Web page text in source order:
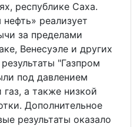
республике Саха.
реализует
за пределами
Венесуэле и других
"Газпром
под давлением
газ, а также низкой
Дополнительное
результаты оказало